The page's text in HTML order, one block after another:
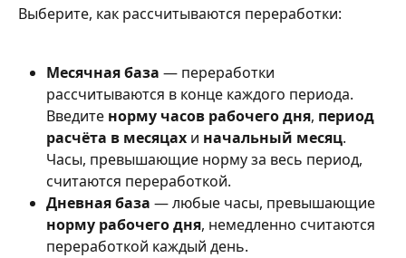
Выберите, как рассчитываются переработки:
Месячная база — переработки
рассчитываются в конце каждого периода.
Введите норму часов рабочего дня, период
расчёта в месяцах и начальный месяц.
Часы, превышающие норму за весь период,
считаются переработкой.
Дневная база — любые часы, превышающие
норму рабочего дня, немедленно считаются
переработкой каждый день.